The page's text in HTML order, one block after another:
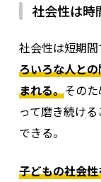
社会性は時
社会性は短期間
ろいろな人と
まれる。その
って磨き続け
できる。
子どもの社会